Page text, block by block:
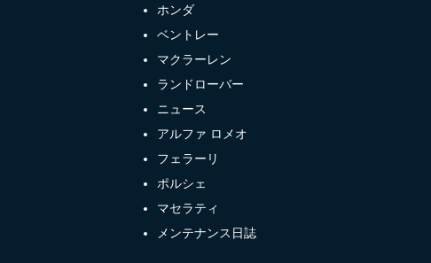
ホンダ
ベントレー
マクラーレン
ランドローバー
ニュース
アルファ ロメオ
フェラーリ
ポルシェ
マセラティ
メンテナンス日誌